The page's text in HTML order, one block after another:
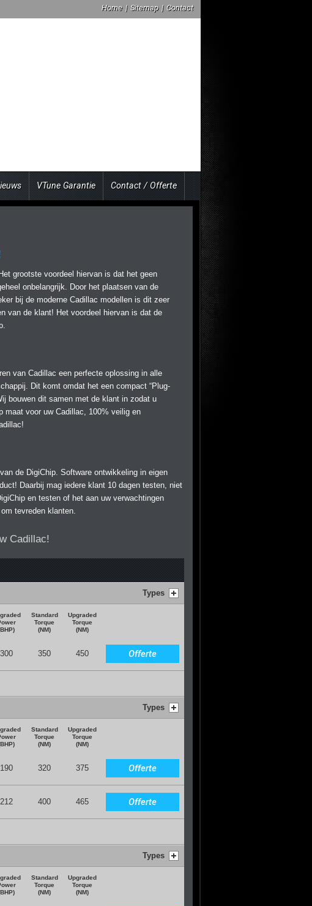
Home | Sitemap | Contact
VTune Garantie Contact / Offerte
grootste voordeel hiervan is dat het geen
onbelangrijk. Door het plaatsen van de
bij de moderne Cadillac modellen is dit zeer
van de klant! Het voordeel hiervan is dat de
van Cadillac een perfecte oplossing in alle
Dit komt omdat het een compact “Plug-
bouwen dit samen met de klant in zodat u
maat voor uw Cadillac, 100% veilig en
de DigiChip. Software ontwikkeling in eigen
Daarbij mag iedere klant 10 dagen testen, niet
en testen of het aan uw verwachtingen
tevreden klanten.
Cadillac!
Types
Standard
Torque
(NM)
Upgraded
Torque
(NM)
300 350 450 Offerte
Types
Standard
Torque
(NM)
Upgraded
Torque
(NM)
190 320 375 Offerte
212 400 465 Offerte
Types
Standard
Torque
(NM)
Upgraded
Torque
(NM)